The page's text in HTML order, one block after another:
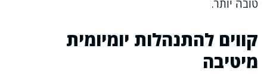
טובה יותר.
קווים להתנהלות יומיומית
מיטיבה